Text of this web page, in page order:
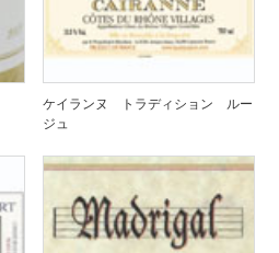
ケイランヌ トラディション ルー
ジュ